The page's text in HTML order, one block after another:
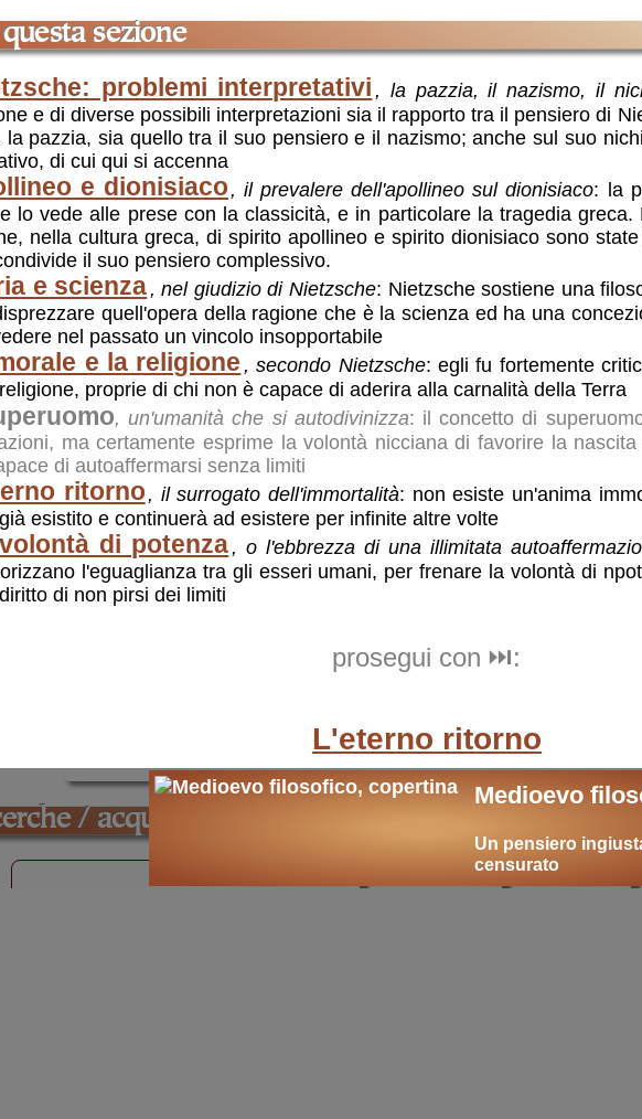
sezione
problemi interpretativi , la pazzia, il nazismo, il
e di diverse possibili interpretazioni sia il rapporto tra il pensiero di
la pazzia, sia quello tra il suo pensiero e il nazismo; anche sul suo
di cui qui si accenna
e dionisiaco, il prevalere dell'apollineo sul dionisiaco: la
lo vede alle prese con la classicità, e in particolare la tragedia
nella cultura greca, di spirito apollineo e spirito dionisiaco sono
il suo pensiero complessivo.
e scienza, nel giudizio di Nietzsche: Nietzsche sostiene una
quell'opera della ragione che è la scienza ed ha una
nel passato un vincolo insopportabile
e la religione , secondo Nietzsche: egli fu fortemente
proprie di chi non è capace di aderira alla carnalità della Terra
, un'umanità che si autodivinizza: il concetto di
ma certamente esprime la volontà nicciana di favorire la
di autoaffermarsi senza limiti
ritorno, il surrogato dell'immortalità: non esiste un'anima
esistito e continuerà ad esistere per infinite altre volte
di potenza , o l'ebbrezza di una illimitata
l'eguaglianza tra gli esseri umani, per frenare la volontà di
di non pirsi dei limiti
prosegui con ⏭️:
L'eterno ritorno
/ acquisti
Medioevo
Un pensiero
censurato